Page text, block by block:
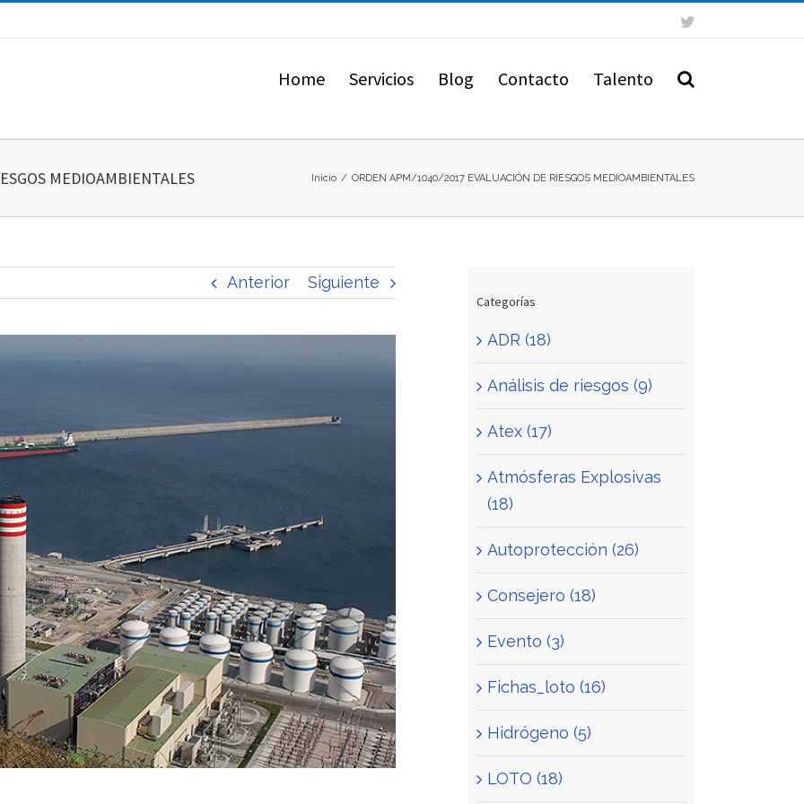
Twitter
Home Servicios Blog Contacto Talento
MEDIOAMBIENTALES Inicio / ORDEN APM/1040/2017 EVALUACIÓN DE RIESGOS MEDIOAMBIENTALES
Anterior Siguiente
Categorías
ADR (18)
Análisis de riesgos (9)
Atex (17)
Atmósferas Explosivas
(18)
Autoprotección (26)
Consejero (18)
Evento (3)
Fichas_loto (16)
Hidrógeno (5)
LOTO (18)